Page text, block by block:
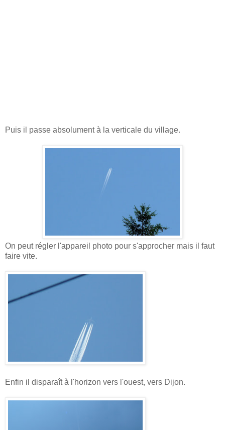
Puis il passe absolument à la verticale du village.
On peut régler l'appareil photo pour s'approcher mais il faut
faire vite.
Enfin il disparaît à l'horizon vers l'ouest, vers Dijon.